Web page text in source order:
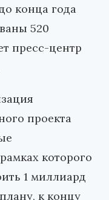
конца года
520
пресс-центр
проекта
которого
1 миллиард
к концу